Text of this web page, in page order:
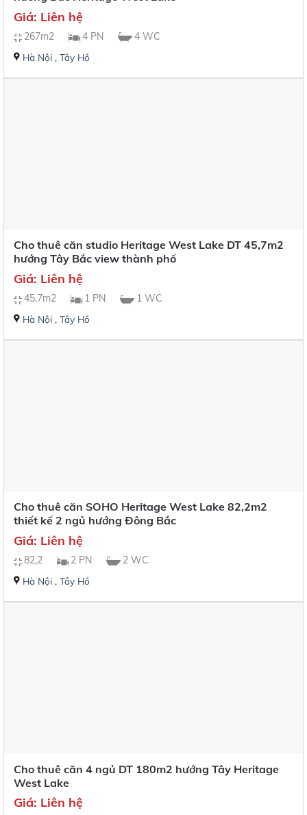
Giá: Liên hệ
267m2 4 PN 4 WC
Hà Nội, Tây Hồ
Cho thuê căn studio Heritage West Lake DT 45,7m2
hướng Tây Bắc view thành phố
Giá: Liên hệ
45,7m2 1 PN 1 WC
Hà Nội, Tây Hồ
Cho thuê căn SOHO Heritage West Lake 82,2m2
thiết kế 2 ngủ hướng Đông Bắc
Giá: Liên hệ
82,2 2 PN 2 WC
Hà Nội, Tây Hồ
Cho thuê căn 4 ngủ DT 180m2 hướng Tây Heritage
West Lake
Giá: Liên hệ